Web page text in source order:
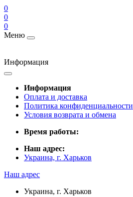
0
0
0
Меню
Информация
Информация
Оплата и доставка
Политика конфиденциальности
Условия возврата и обмена
Время работы:
Наш адрес:
Украина, г. Харьков
Наш адрес
Украина, г. Харьков